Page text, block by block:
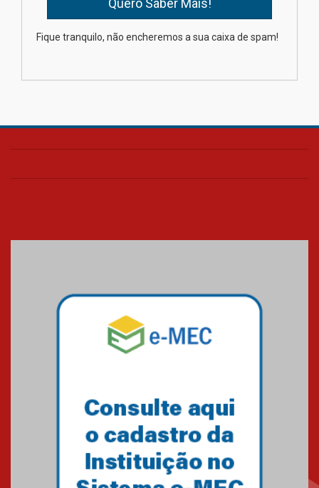
Oncologista do HUEM ressalta
importância da prevenção e
diagnóstico precoce do câncer
de pulmão
Fique tranquilo, não encheremos a sua caixa de spam!